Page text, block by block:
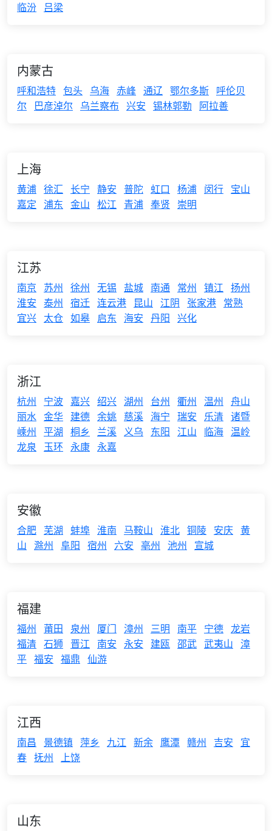
临汾 吕梁
内蒙古
呼和浩特 包头 乌海 赤峰 通辽 鄂尔多斯 呼伦贝
尔
巴彦淖尔 乌兰察布 兴安 锡林郭勒 阿拉善
上海
黄浦 徐汇 长宁 静安 普陀 虹口 杨浦 闵行 宝山
嘉定 浦东 金山 松江 青浦 奉贤 崇明
江苏
南京 苏州 徐州 无锡 盐城 南通 常州 镇江 扬州
淮安 泰州 宿迁 连云港 昆山 江阴 张家港 常熟
宜兴 太仓 如皋 启东 海安 丹阳 兴化
浙江
杭州 宁波 嘉兴 绍兴 湖州 台州 衢州 温州 舟山
丽水 金华 建德 余姚 慈溪 海宁 瑞安 乐清 诸暨
嵊州 平湖 桐乡 兰溪 义乌 东阳 江山 临海 温岭
龙泉
玉环 永康 永嘉
安徽
合肥 芜湖 蚌埠 淮南 马鞍山 淮北 铜陵 安庆 黄
山 滁州 阜阳 宿州 六安 亳州 池州 宣城
福建
福州 莆田 泉州 厦门 漳州 三明 南平 宁德 龙岩
福清 石狮 晋江 南安 永安 建瓯 邵武 武夷山
漳
平 福安 福鼎 仙游
江西
南昌 景德镇 萍乡 九江 新余 鹰潭 赣州 吉安
宜
春 抚州 上饶
山东